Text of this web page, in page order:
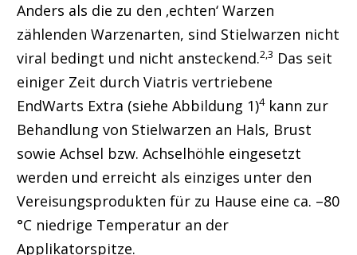
Anders als die zu den ‚echten‘ Warzen
zählenden Warzenarten, sind Stielwarzen nicht
viral bedingt und nicht ansteckend.2,3 Das seit
einiger Zeit durch Viatris vertriebene
EndWarts Extra (siehe Abbildung 1)4kann zur
Behandlung von Stielwarzen an Hals, Brust
sowie Achsel bzw. Achselhöhle eingesetzt
werden und erreicht als einziges unter den
Vereisungsprodukten für zu Hause eine ca. –80
°C niedrige Temperatur an der
Applikatorspitze.